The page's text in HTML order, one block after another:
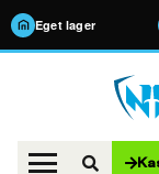
Eget lager